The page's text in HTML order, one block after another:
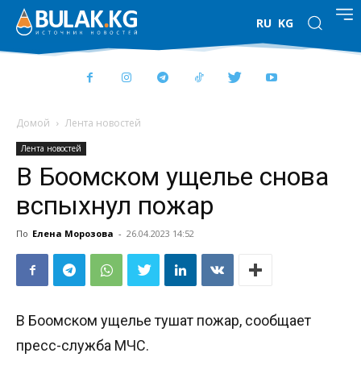
RU KG
Домой Лента новостей
Лента новостей
В Боомском ущелье снова
вспыхнул пожар
По Елена Морозова - 26.04.2023 14:52
В Боомском ущелье тушат пожар, сообщает
пресс-служба МЧС.